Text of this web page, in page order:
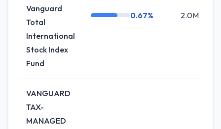
Vanguard
Total
International
Stock Index
Fund
0.67% 2.0M
VANGUARD
TAX-
MANAGED